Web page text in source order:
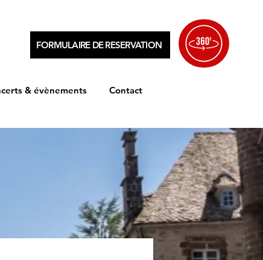
FORMULAIRE DE RESERVATION
& évènements Contact